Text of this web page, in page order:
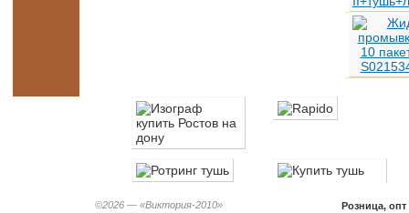
©2026 — «Виктория-2010»
Розница,